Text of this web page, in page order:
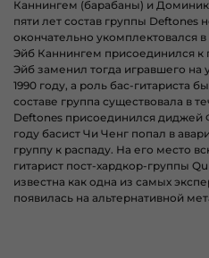
Каннингем (барабаны) и Доминик
пяти лет состав группы Deftones
окончательно укомплектовался
Эйб Каннингем присоединился к
Эйб заменил тогда игравшего на
1990 году, а роль бас-гитариста
составе группа существовала в
Deftones присоединился диджей
году басист Чи Ченг попал в
группу к распаду. На его место
гитарист пост-хардкор-группы
известна как одна из самых
появилась на альтернативной